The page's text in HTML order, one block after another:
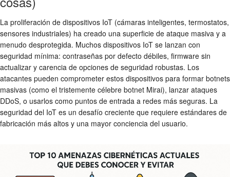
La proliferación de dispositivos IoT (cámaras inteligentes, termostatos,
sensores industriales) ha creado una superficie de ataque masiva y a
menudo desprotegida. Muchos dispositivos IoT se lanzan con
seguridad mínima: contraseñas por defecto débiles, firmware sin
actualizar y carencia de opciones de seguridad robustas. Los
atacantes pueden comprometer estos dispositivos para formar botnets
masivas (como el tristemente célebre botnet Mirai), lanzar ataques
DDoS, o usarlos como puntos de entrada a redes más seguras. La
seguridad del IoT es un desafío creciente que requiere estándares de
fabricación más altos y una mayor conciencia del usuario.